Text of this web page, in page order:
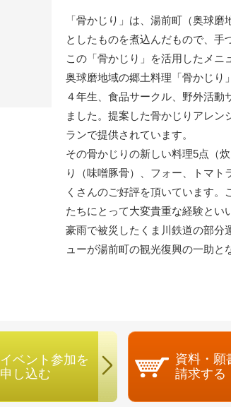
「骨かじり」は、湯前町（奥球
としたものを煮込んだもので、手
この「骨かじり」を活用したメニ
奥球磨地域の郷土料理「骨かじり
４年生、食品サークル、野外活
ました。提案した骨かじりアレン
ランで提供されています。
その骨かじりの新しい料理5点（
り（味噌豚骨）、フォー、トマト
くさんのご好評を頂いています
たちにとって大変貴重な経験とい
豪雨で被災したくま川鉄道の部分
ューが湯前町の観光復興の一助と
イベント参加を
申し込む
資料・願
請求する